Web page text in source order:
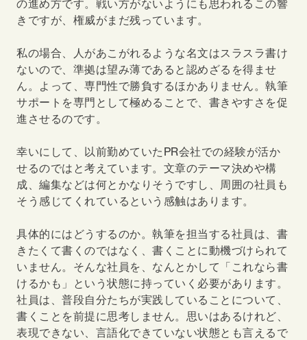
の進め方です。戦い方がないようにも思われるこの響
きですが、権威がまだ残っています。
私の場合、人があこがれるような名文はスラスラ書け
ないので、準拠は望み薄であると認めざるを得ませ
ん。よって、専門性で勝負するほかありません。執筆
サポートを専門として極めることで、書きやすさを促
進させるのです。
幸いにして、以前勤めていた PR会社での経験が活か
せるのではと考えています。文章のテーマ決めや構
成、編集などは何とかなりそうですし、周囲の社員も
そう感じてくれているという感触はあります。
具体的にはどうするのか。執筆を担当する社員は、書
きたくて書くのではなく、書くことに動機づけられて
いません。そんな社員を、なんとかして「これなら書
けるかも」という状態に持っていく必要があります。
社員は、普段自分たちが実践していることについて、
書くことを前提に思考しません。思いはあるけれど、
表現できない、言語化できていない状態とも言えるで